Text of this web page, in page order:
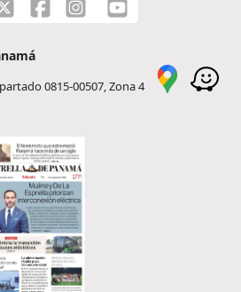
0815-00507, Zona 4